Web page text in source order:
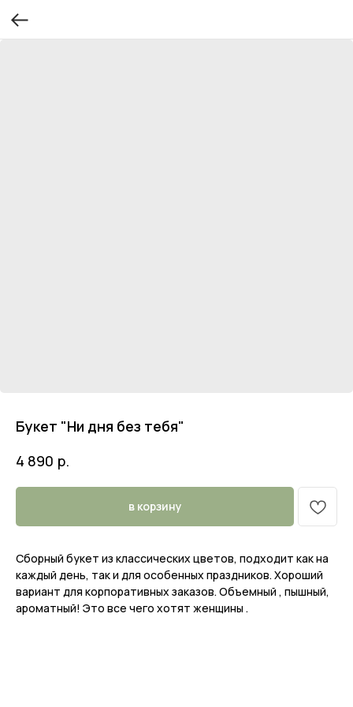
Букет "Ни дня без тебя"
4 890 р.
в корзину
Сборный букет из классических цветов, подходит как на
каждый день, так и для особенных праздников. Хороший
вариант для корпоративных заказов. Объемный , пышный,
ароматный! Это все чего хотят женщины .